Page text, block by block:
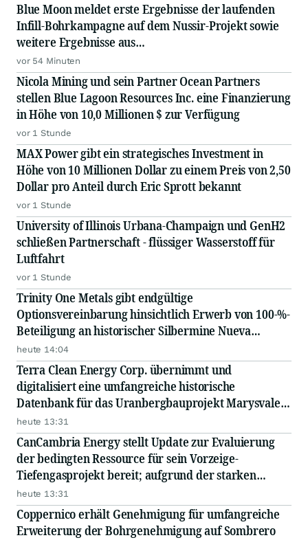
Blue Moon meldet erste Ergebnisse der laufenden
Infill-Bohrkampagne auf dem Nussir-Projekt sowie
weitere Ergebnisse aus
Tiefenexplorationsbohrungen
vor 54 Minuten
Nicola Mining und sein Partner Ocean Partners
stellen Blue Lagoon Resources Inc. eine Finanzierung
in Höhe von 10,0 Millionen $ zur Verfügung
vor 1 Stunde
MAX Power gibt ein strategisches Investment in
Höhe von 10 Millionen Dollar zu einem Preis von 2,50
Dollar pro Anteil durch Eric Sprott bekannt
vor 1 Stunde
University of Illinois Urbana-Champaign und GenH2
schließen Partnerschaft - flüssiger Wasserstoff für
Luftfahrt
vor 1 Stunde
Trinity One Metals gibt endgültige
Optionsvereinbarung hinsichtlich Erwerb von 100-%-
Beteiligung an historischer Silbermine Nueva
Chañarcillo im Norden von Chile bekannt
heute 14:04
Terra Clean Energy Corp. übernimmt und
digitalisiert eine umfangreiche historische
Datenbank für das Uranbergbauprojekt Marysvale
im US-Bundesstaat Utah
heute 13:31
CanCambria Energy stellt Update zur Evaluierung
der bedingten Ressource für sein Vorzeige-
Tiefengasprojekt bereit; aufgrund der starken
europäischen Erdgaspreise steigt der NPV10 auf 2,04
Milliarden US-Dollar
heute 13:31
Coppernico erhält Genehmigung für umfangreiche
Erweiterung der Bohrgenehmigung auf Sombrero